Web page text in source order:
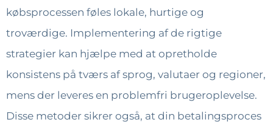
købsprocessen føles lokale, hurtige og
troværdige. Implementering af de rigtige
strategier kan hjælpe med at opretholde
konsistens på tværs af sprog, valutaer og regioner,
mens der leveres en problemfri brugeroplevelse.
Disse metoder sikrer også, at din betalingsproces